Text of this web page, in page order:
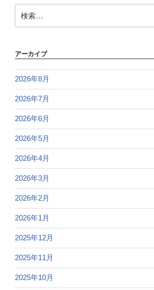
索:
アーカイブ
2026年8月
2026年7月
2026年6月
2026年5月
2026年4月
2026年3月
2026年2月
2026年1月
2025年12月
2025年11月
2025年10月